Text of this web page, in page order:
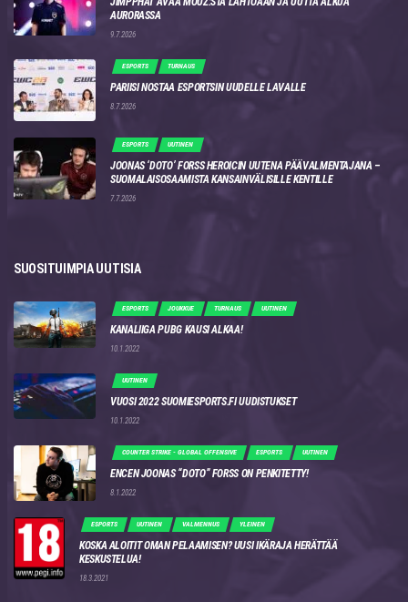
AURORASSA
9.7.2026
ESPORTS TURNAUS
PARIISI NOSTAA ESPORTSIN UUDELLE LAVALLE
8.7.2026
ESPORTS UUTINEN
JOONAS ‘DOTO’ FORSS HEROICIN UUTENA PÄÄVALMENTAJANA –
SUOMALAISOSAAMISTA KANSAINVÄLISILLE KENTILLE
7.7.2026
SUOSITUIMPIA UUTISIA
ESPORTS JOUKKUE TURNAUS UUTINEN
KANALIIGA PUBG KAUSI ALKAA!
10.1.2022
UUTINEN
VUOSI 2022 SUOMIESPORTS.FI UUDISTUKSET
10.1.2022
COUNTER STRIKE - GLOBAL OFFENSIVE ESPORTS UUTINEN
ENCEN JOONAS “DOTO” FORSS ON PENKITETTY!
8.1.2022
ESPORTS UUTINEN VALMENNUS YLEINEN
KOSKA ALOITIT OMAN PELAAMISEN? UUSI IKÄRAJA HERÄTTÄÄ
KESKUSTELUA!
18.3.2021